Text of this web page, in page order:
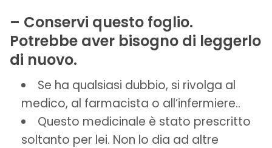
– Conservi questo foglio.
Potrebbe aver bisogno di leggerlo
di nuovo.
Se ha qualsiasi dubbio, si rivolga al
medico, al farmacista o all’infermiere..
Questo medicinale è stato prescritto
soltanto per lei. Non lo dia ad altre